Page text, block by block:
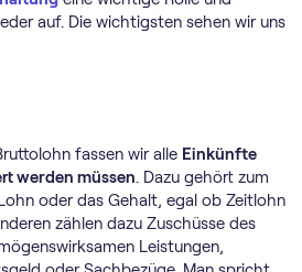
auf. Die wichtigsten sehen wir uns
fassen wir alle Einkünfte
werden müssen. Dazu gehört zum
oder das Gehalt, egal ob Zeitlohn
zählen dazu Zuschüsse des
Leistungen,